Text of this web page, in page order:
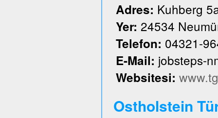
Adres: Kuhberg
Yer: 24534
Telefon: 04321-
E-Mail: jobsteps-
Websitesi:
Ostholstein